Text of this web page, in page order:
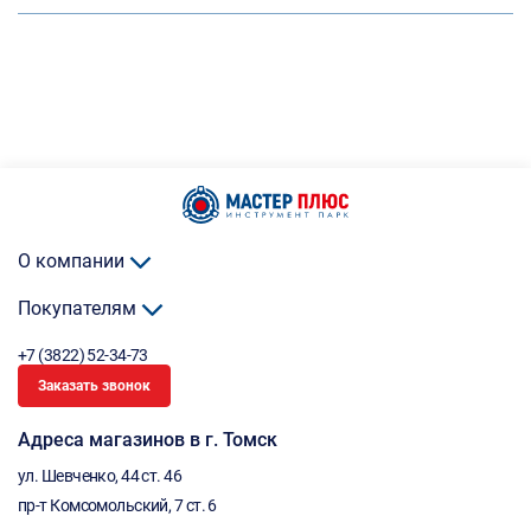
О компании
Покупателям
+7 (3822) 52-34-73
Заказать звонок
Адреса магазинов в г. Томск
ул. Шевченко, 44 ст. 46
пр-т Комсомольский, 7 ст. 6